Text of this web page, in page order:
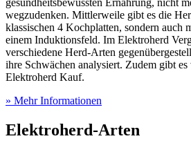
gesundheitsbewussten Ernährung, nicht
wegzudenken. Mittlerweile gibt es die
klassischen 4 Kochplatten, sondern auch
einem Induktionsfeld. Im Elektroherd
verschiedene Herd-Arten
ihre Schwächen analysiert. Zudem gibt
Elektroherd Kauf.
» Mehr Informationen
Elektroherd-Arten